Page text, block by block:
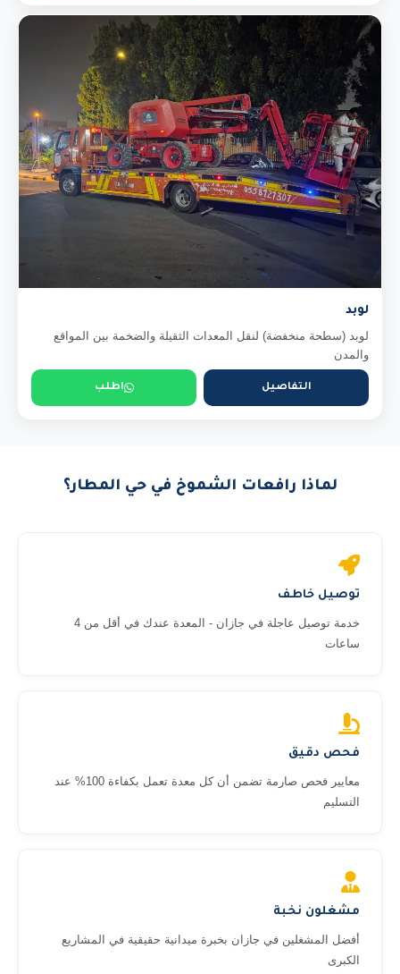
لوبد
لوبد (سطحة منخفضة) لنقل المعدات الثقيلة والضخمة بين المواقع
والمدن
التفاصيل اطلب
لماذا رافعات الشموخ في حي المطار؟
توصيل خاطف
خدمة توصيل عاجلة في جازان - المعدة عندك في أقل من 4
ساعات
فحص دقيق
معايير فحص صارمة تضمن أن كل معدة تعمل بكفاءة 100% عند
التسليم
مشغلون نخبة
أفضل المشغلين في جازان بخبرة ميدانية حقيقية في المشاريع
الكبرى